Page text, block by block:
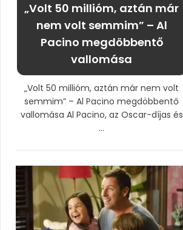
„Volt 50 millióm, aztán már
nem volt semmim” – Al
Pacino megdöbbentő
vallomása
„Volt 50 millióm, aztán már nem volt
semmim” – Al Pacino megdöbbentő
vallomása Al Pacino, az Oscar-díjas és
...